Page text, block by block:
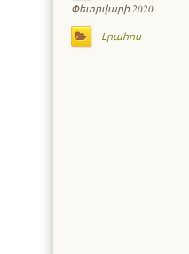
Փետրվարի 2020
Լրահոս